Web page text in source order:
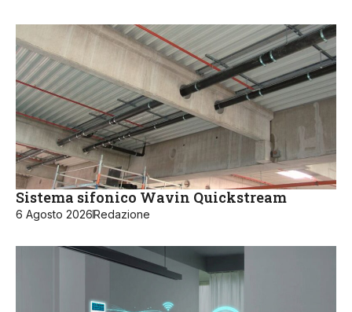
Sistema sifonico Wavin Quickstream
6 Agosto 2026Redazione